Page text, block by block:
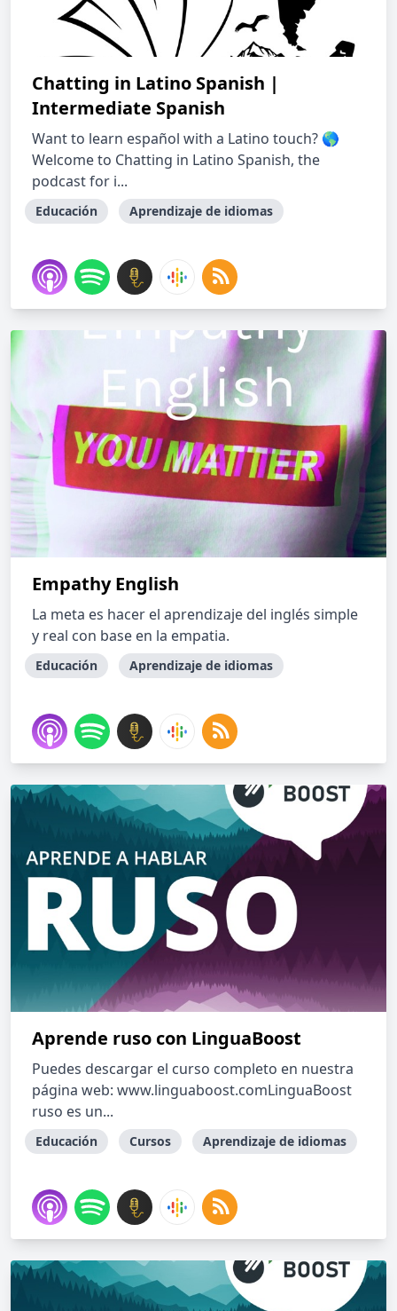
Chatting in Latino Spanish |
Intermediate Spanish
Want to learn español with a Latino touch? 🌎
Welcome to Chatting in Latino Spanish, the
podcast for i...
Educación Aprendizaje de idiomas
Empathy English
La meta es hacer el aprendizaje del inglés simple
y real con base en la empatia.
Educación Aprendizaje de idiomas
Aprende ruso con LinguaBoost
Puedes descargar el curso completo en nuestra
página web: www.linguaboost.comLinguaBoost
ruso es un...
Educación Cursos Aprendizaje de idiomas